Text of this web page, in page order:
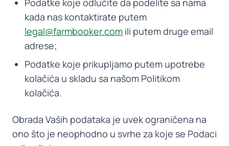
Podatke koje odlučite da podelite sa nama
kada nas kontaktirate putem
legal@farmbooker.com ili putem druge email
adrese;
Podatke koje prikupljamo putem upotrebe
kolačića u skladu sa našom Politikom
kolačića.
Obrada Vaših podataka je uvek ograničena na
ono što je neophodno u svrhe za koje se Podaci